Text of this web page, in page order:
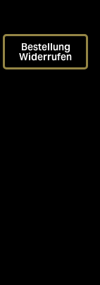
Bestellung
Widerrufen